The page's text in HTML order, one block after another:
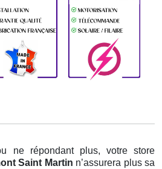
ne répondant plus, votre store
Saint Martin n’assurera plus sa